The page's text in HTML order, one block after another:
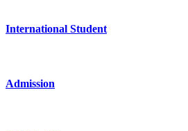
International Student
Admission